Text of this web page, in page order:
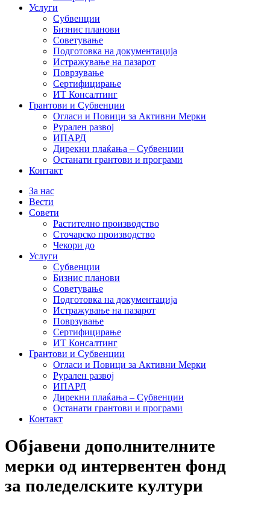
Услуги
Субвенции
Бизнис планови
Советување
Подготовка на документација
Истражување на пазарот
Поврзување
Сертифицирање
ИТ Консалтинг
Грантови и Субвенции
Огласи и Повици за Активни Мерки
Рурален развој
ИПАРД
Дирекни плаќања – Субвенции
Останати грантови и програми
Контакт
За нас
Вести
Совети
Растително производство
Сточарско производство
Чекори до
Услуги
Субвенции
Бизнис планови
Советување
Подготовка на документација
Истражување на пазарот
Поврзување
Сертифицирање
ИТ Консалтинг
Грантови и Субвенции
Огласи и Повици за Активни Мерки
Рурален развој
ИПАРД
Дирекни плаќања – Субвенции
Останати грантови и програми
Контакт
Објавени дополнителните
мерки од интервентен фонд
за поледелските култури